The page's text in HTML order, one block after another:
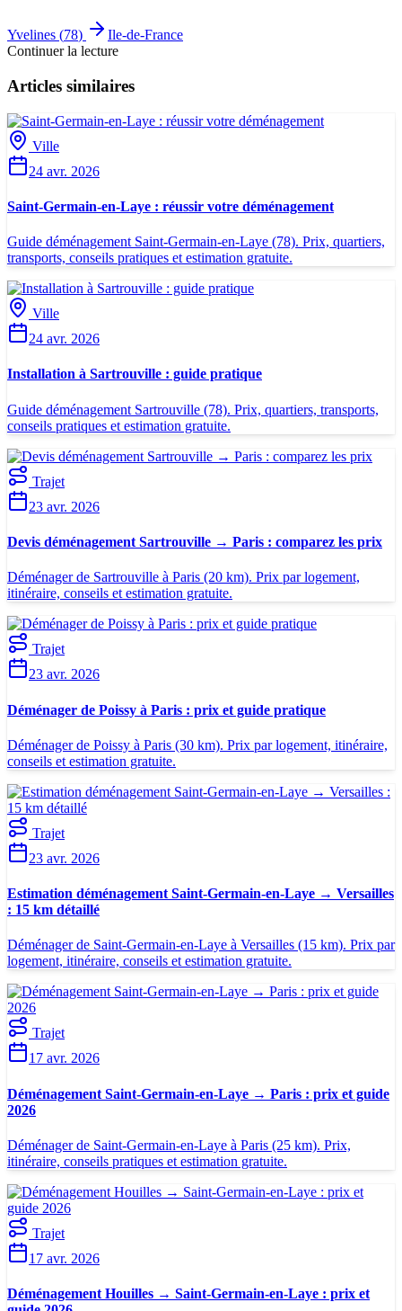
Yvelines (78)
Ile-de-France
Continuer la lecture
Articles similaires
Ville
24 avr. 2026
Saint-Germain-en-Laye : réussir votre déménagement
Guide déménagement Saint-Germain-en-Laye (78). Prix, quartiers,
transports, conseils pratiques et estimation gratuite.
Ville
24 avr. 2026
Installation à Sartrouville : guide pratique
Guide déménagement Sartrouville (78). Prix, quartiers, transports,
conseils pratiques et estimation gratuite.
Trajet
23 avr. 2026
Devis déménagement Sartrouville → Paris : comparez les prix
Déménager de Sartrouville à Paris (20 km). Prix par logement,
itinéraire, conseils et estimation gratuite.
Trajet
23 avr. 2026
Déménager de Poissy à Paris : prix et guide pratique
Déménager de Poissy à Paris (30 km). Prix par logement, itinéraire,
conseils et estimation gratuite.
Trajet
23 avr. 2026
Estimation déménagement Saint-Germain-en-Laye → Versailles
: 15 km détaillé
Déménager de Saint-Germain-en-Laye à Versailles (15 km). Prix par
logement, itinéraire, conseils et estimation gratuite.
Trajet
17 avr. 2026
Déménagement Saint-Germain-en-Laye → Paris : prix et guide
2026
Déménager de Saint-Germain-en-Laye à Paris (25 km). Prix,
itinéraire, conseils pratiques et estimation gratuite.
Trajet
17 avr. 2026
Déménagement Houilles → Saint-Germain-en-Laye : prix et